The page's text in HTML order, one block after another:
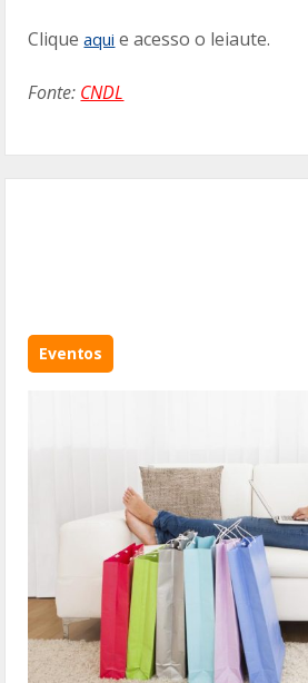
Cliqueaqui e acesso o leiaute.
Fonte: CNDL
Eventos